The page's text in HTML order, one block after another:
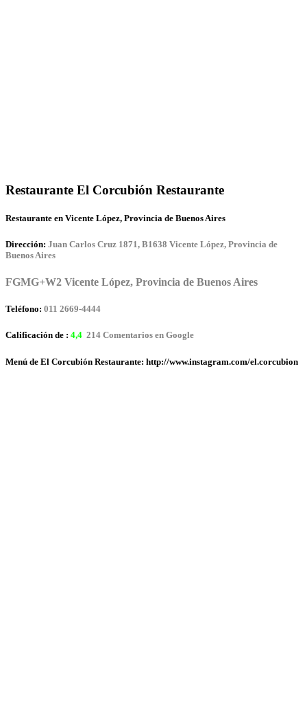
Restaurante El Corcubión Restaurante
Restaurante en Vicente López, Provincia de Buenos Aires
Dirección: Juan Carlos Cruz 1871, B1638 Vicente López, Provincia de
Buenos Aires
FGMG+W2 Vicente López, Provincia de Buenos Aires
Teléfono: 011 2669-4444
Calificación de : 4,4 214 Comentarios en Google
Menú de El Corcubión Restaurante: http://www.instagram.com/el.corcubion